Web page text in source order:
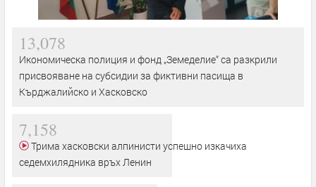
13,078
Икономическа полиция и фонд „Земеделие“ са разкрили
присвояване на субсидии за фиктивни пасища в
Кърджалийско и Хасковско
7,158
седемхилядника връх Ленин